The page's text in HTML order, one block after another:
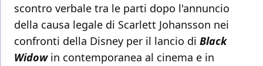
scontro verbale tra le parti dopo l'annuncio
della causa legale di Scarlett Johansson nei
confronti della Disney per il lancio di Black
Widowin contemporanea al cinema e in